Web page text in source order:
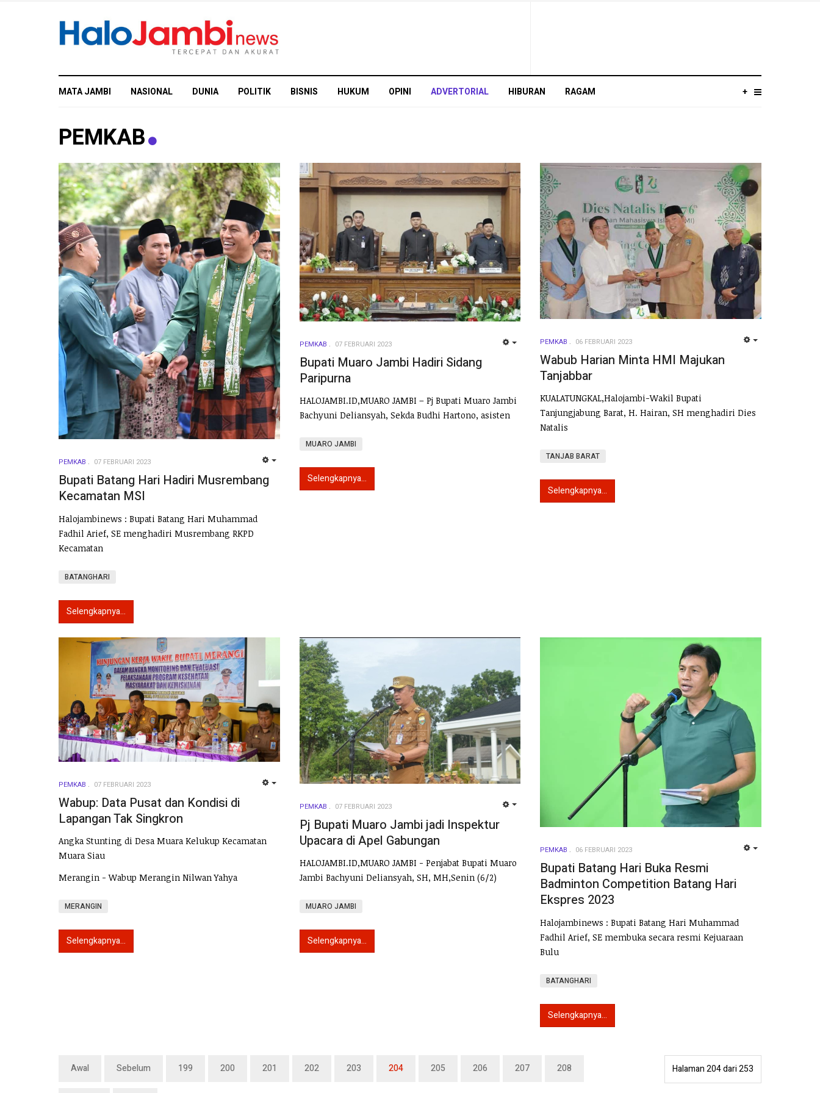
MATA JAMBI NASIONAL DUNIA POLITIK BISNIS HUKUM OPINI ADVERTORIAL HIBURAN RAGAM +
PEMKAB
PEMKAB 07 FEBRUARI 2023
Bupati Batang Hari Hadiri Musrembang
Kecamatan MSI
Halojambinews : Bupati Batang Hari Muhammad
Fadhil Arief, SE menghadiri Musrembang RKPD
Kecamatan
BATANGHARI
Selengkapnya...
PEMKAB 07 FEBRUARI 2023
Bupati Muaro Jambi Hadiri Sidang
Paripurna
HALOJAMBI.ID,MUARO JAMBI – Pj Bupati Muaro Jambi
Bachyuni Deliansyah, Sekda Budhi Hartono, asisten
MUARO JAMBI
Selengkapnya...
PEMKAB 06 FEBRUARI 2023
Wabub Harian Minta HMI Majukan
Tanjabbar
KUALATUNGKAL,Halojambi-Wakil Bupati
Tanjungjabung Barat, H. Hairan, SH menghadiri Dies
Natalis
TANJAB BARAT
Selengkapnya...
PEMKAB 07 FEBRUARI 2023
Wabup: Data Pusat dan Kondisi di
Lapangan Tak Singkron
Angka Stunting di Desa Muara Kelukup Kecamatan
Muara Siau
Merangin - Wabup Merangin Nilwan Yahya
MERANGIN
Selengkapnya...
PEMKAB 07 FEBRUARI 2023
Pj Bupati Muaro Jambi jadi Inspektur
Upacara di Apel Gabungan
HALOJAMBI.ID,MUARO JAMBI - Penjabat Bupati Muaro
Jambi Bachyuni Deliansyah, SH, MH,Senin (6/2)
MUARO JAMBI
Selengkapnya...
PEMKAB 06 FEBRUARI 2023
Bupati Batang Hari Buka Resmi
Badminton Competition Batang Hari
Ekspres 2023
Halojambinews : Bupati Batang Hari Muhammad
Fadhil Arief, SE membuka secara resmi Kejuaraan
Bulu
BATANGHARI
Selengkapnya...
Halaman 204 dari 253
Awal Sebelum 199 200 201 202 203 204 205 206 207 208